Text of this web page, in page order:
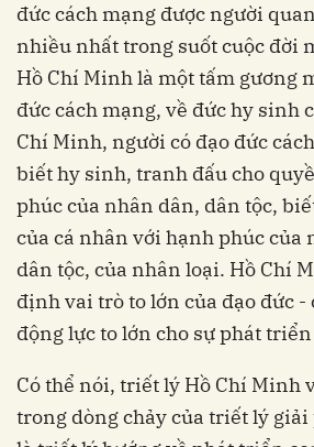
đức cách mạng được người
nhiều nhất trong suốt cuộc đời
Hồ Chí Minh là một tấm gương
đức cách mạng, về đức hy sinh
Chí Minh, người có đạo đức
biết hy sinh, tranh đấu cho
phúc của nhân dân, dân tộc,
của cá nhân với hạnh phúc của
dân tộc, của nhân loại. Hồ Chí
định vai trò to lớn của đạo đức -
động lực to lớn cho sự phát
Có thể nói, triết lý Hồ Chí Minh
trong dòng chảy của triết lý